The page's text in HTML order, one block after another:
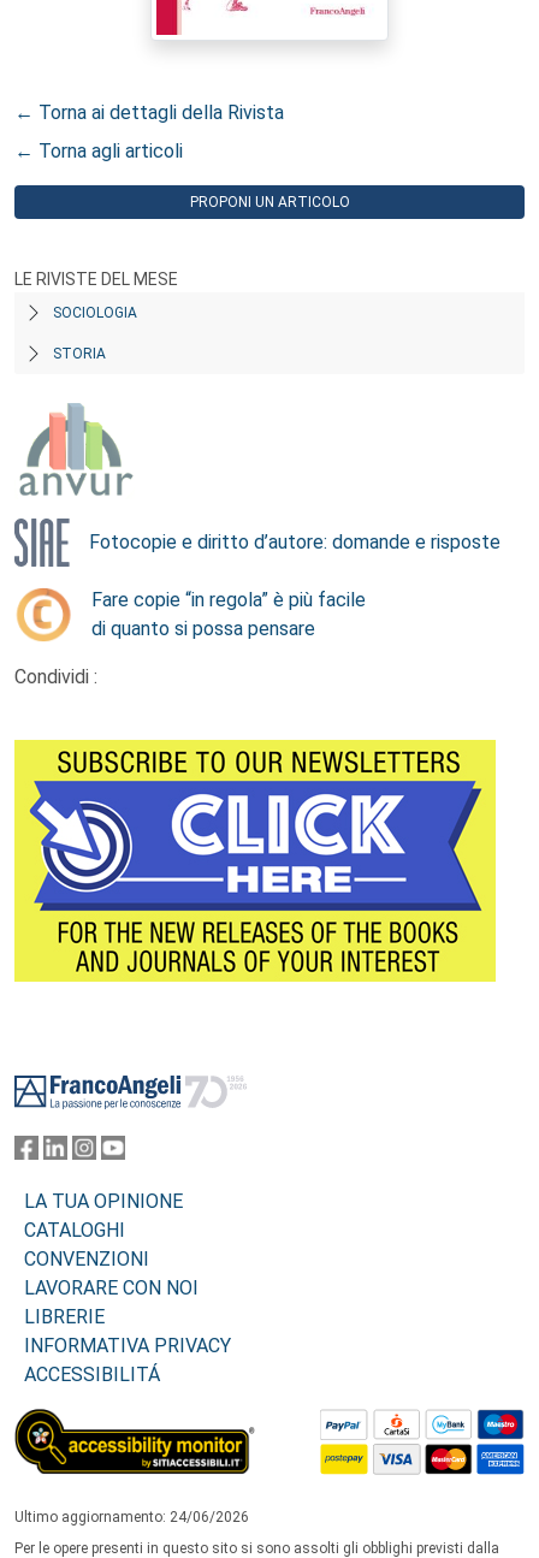
← Torna ai dettagli della Rivista
← Torna agli articoli
PROPONI UN ARTICOLO
LE RIVISTE DEL MESE
SOCIOLOGIA
STORIA
Fotocopie e diritto d’autore: domande e risposte
Fare copie “in regola” è più facile
di quanto si possa pensare
Condividi :
LA TUA OPINIONE
CATALOGHI
CONVENZIONI
LAVORARE CON NOI
LIBRERIE
INFORMATIVA PRIVACY
ACCESSIBILITÁ
Ultimo aggiornamento: 24/06/2026
Per le opere presenti in questo sito si sono assolti gli obblighi previsti dalla